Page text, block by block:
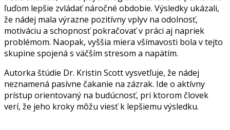
ľuďom lepšie zvládať náročné obdobie. Výsledky ukázali,
že nádej mala výrazne pozitívny vplyv na odolnosť,
motiváciu a schopnosť pokračovať v práci aj napriek
problémom. Naopak, vyššia miera všímavosti bola v tejto
skupine spojená s väčším stresom a napätím.
Autorka štúdie Dr. Kristin Scott vysvetľuje, že nádej
neznamená pasívne čakanie na zázrak. Ide o aktívny
prístup orientovaný na budúcnosť, pri ktorom človek
verí, že jeho kroky môžu viesť k lepšiemu výsledku.